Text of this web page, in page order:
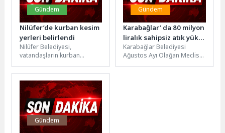
Gündem
Nilüfer’de kurban kesim
yerleri belirlendi
Nilüfer Belediyesi,
vatandaşların kurban
ve çevre temizliğine uygun
bir şekilde yerine
getirebilmesi...
Gündem
Karabağlar’ da 80 milyon
liralık sahipsiz atık yükü
meclis gündeminde
Karabağlar Belediyesi
Ağustos Ayı Olağan Meclis
Gündem